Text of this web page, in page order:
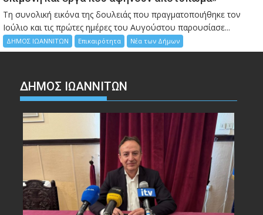
Τη συνολική εικόνα της δουλειάς που πραγματοποιήθηκε τον
Ιούλιο και τις πρώτες ημέρες του Αυγούστου παρουσίασε...
ΔΗΜΟΣ ΙΩΑΝΝΙΤΩΝ Επικαιρότητα Νέα των Δήμων
ΔΗΜΟΣ ΙΩΑΝΝΙΤΩΝ